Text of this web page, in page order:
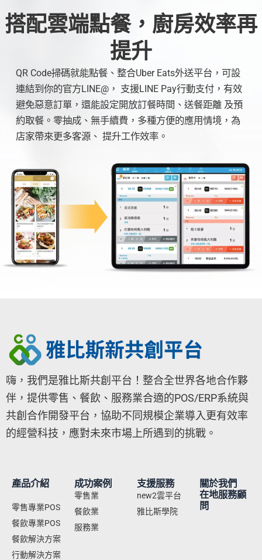
搭配雲端點餐，廚房效率再
提升
QR Code掃碼就能點餐、整合Uber Eats外送平台，可設
連結到你的官方LINE@， 支援LINE Pay行動支付，有效
避免惡意訂單，還能設定開放訂餐時間、送餐距離 及預
約取餐。零抽成、無手續費，多種方便的應用情境，為
店家帶來更多客源、 提升工作效率。
嗨，我們是雅比斯共創平台！整合全世界各地合作夥
伴，提供零售、餐飲、服務業合適的POS/ERP系統與
共創合作開發平台，協助不同規模企業導入更有效率
的經營科技，應對未來市場上所遇到的挑戰。
產品介紹
零售專業POS
餐飲專業POS
餐飲解決方案
行動解決方案
成功案例
零售業
餐飲業
服務業
支援服務
new2雲平台
雅比斯學院
關於我們
在地服務顧
問